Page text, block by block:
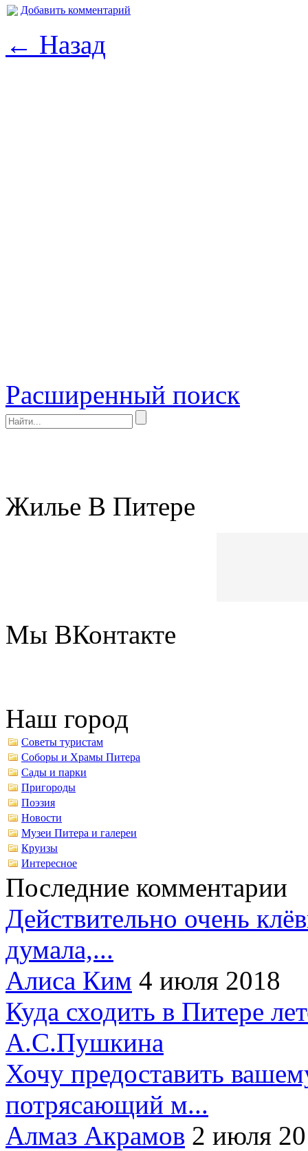
Добавить комментарий
← Назад
Расширенный поиск
Жилье В Питере
Мы ВКонтакте
Наш город
Советы туристам
Соборы и Храмы Питера
Сады и парки
Пригороды
Поэзия
Новости
Музеи Питера и галереи
Круизы
Интересное
Последние комментарии
Действительно очень
думала,...
Алиса Ким 4 июля 2018
Куда сходить в Питере
А.С.Пушкина
Хочу предоставить
потрясающий м...
Алмаз Акрамов 2 июля